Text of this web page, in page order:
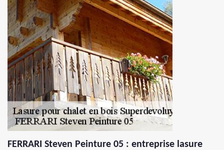
FERRARI Steven Peinture 05 : entreprise lasure